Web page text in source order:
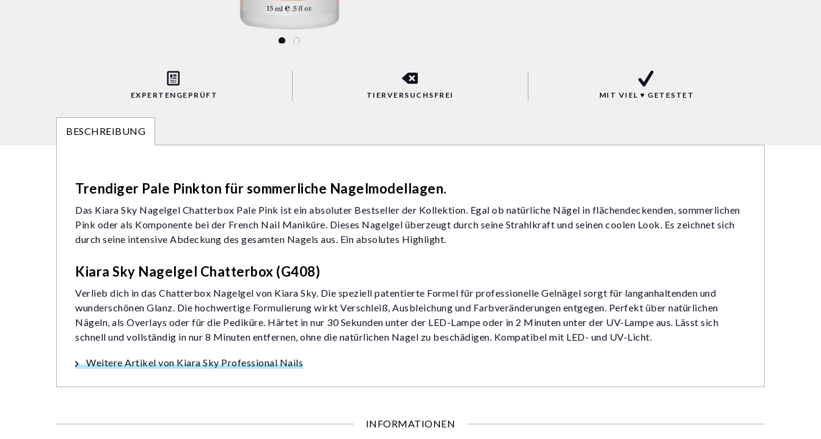
EXPERTENGEPRÜFT TIERVERSUCHSFREI MIT VIEL ♥ GETESTET
BESCHREIBUNG
Trendiger Pale Pinkton für sommerliche Nagelmodellagen.
Das Kiara Sky Nagelgel Chatterbox Pale Pink ist ein absoluter Bestseller der Kollektion. Egal ob natürliche Nägel in flächendeckenden, sommerlichen
Pink oder als Komponente bei der French Nail Maniküre. Dieses Nagelgel überzeugt durch seine Strahlkraft und seinen coolen Look. Es zeichnet sich
durch seine intensive Abdeckung des gesamten Nagels aus. Ein absolutes Highlight.
Kiara Sky Nagelgel Chatterbox (G408)
Verlieb dich in das Chatterbox Nagelgel von Kiara Sky. Die speziell patentierte Formel für professionelle Gelnägel sorgt für langanhaltenden und
wunderschönen Glanz. Die hochwertige Formulierung wirkt Verschleiß, Ausbleichung und Farbveränderungen entgegen. Perfekt über natürlichen
Nägeln, als Overlays oder für die Pediküre. Härtet in nur 30 Sekunden unter der LED-Lampe oder in 2 Minuten unter der UV-Lampe aus. Lässt sich
schnell und vollständig in nur 8 Minuten entfernen, ohne die natürlichen Nagel zu beschädigen. Kompatibel mit LED- und UV-Licht.
Weitere Artikel von Kiara Sky Professional Nails
INFORMATIONEN